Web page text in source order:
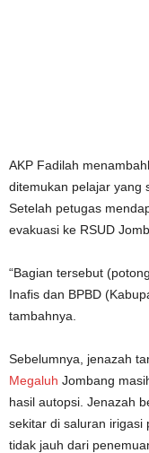
AKP Fadilah
ditemukan pelajar yang
Setelah petugas
evakuasi ke RSUD
“Bagian tersebut
Inafis dan BPBD
tambahnya.
Sebelumnya, jenazah
Megaluh Jombang
hasil autopsi. Jenazah
sekitar di saluran irigasi
tidak jauh dari